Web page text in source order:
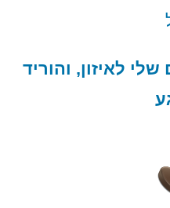
לאיזון, והוריד